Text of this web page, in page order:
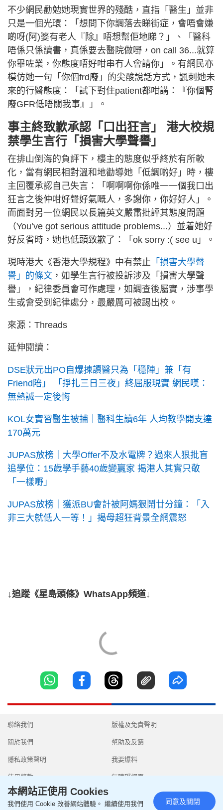
不少網民勸勉她現實世界的殘酷，直指「醫生」並非
只是一個光環：「想問下你調落去睇街症，會唔會嫌
啲呀(阿)婆有老人『除』唔想幫佢地睇？」、「醫科
唔係只係讀書，真係要去醫院做嘢，on call 36...就算
你畢咗業，你態度唔好咁串冇人會請你」。有網民亦
模仿她一句「你個frd廢」的尖酸說話方式，諷刺她未
來的行醫態度：「試下對住patient都咁講：『你個腎
廢GFR低唔關我事』」。
事主終致歉承認「口出狂言」 港大校規
禁學生言行「損害大學聲譽」
在排山倒海的負評下，樓主的態度似乎終於有所軟
化，當有網民相對溫和地勸導她「低調啲好」時，樓
主回覆承認自己失言：「啊啊啊你係唯一一個我口出
狂言之後仲咁好聲好氣嘅人，多謝你，你好好人」。
而面對另一位網民以長篇英文嚴肅批評其態度問題
（You’ve got serious attitude problems...）並着她好
好反省時，她也低頭致歉了：「ok sorry :( see u」。
現時港大《香港大學規程》中有禁止 「損害大學聲
譽」的條文 ，如學生言行被投訴涉及「損害大學聲
譽」，紀律委員會可作處理，如調查後屬實，涉事學
生或會受到紀律處分，最嚴厲可被踢出校。
來源：Threads
延伸閱讀：
DSE狀元出PO自爆揀讀醫只為「穩陣」兼「有
Friend陪」 「掙扎三日三夜」終屈服現實 網民嘆：
無熱誠一定後悔
KOL女實習醫生被捕｜醫科生讀6年 人均教學開支達
170萬元
JUPAS放榜｜大學Offer不及水電牌？過來人狠批盲
追學位：15歲學手藝40歲變贏家 揭港人其實只敬
「一樣嘢」
JUPAS放榜｜獲派BU會計被阿媽狠鬧廿分鐘：「入
非三大就低人一等！」揭母超狂背景全網震怒
↓追蹤《星島頭條》WhatsApp頻道↓
聯絡我們
關於我們
隱私政策聲明
使用條款
版權及免責聲明
幫助及反饋
我要爆料
無障礙網頁
本網站正使用 Cookies
我們使用 Cookie 改善網站體驗。 繼續使用我們
同意及關閉